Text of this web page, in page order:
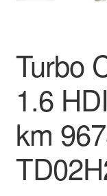
Termos e
Transporte
Turbo
1.6
km